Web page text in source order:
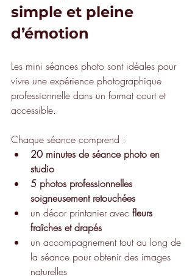
simple et pleine
d’émotion
Les mini séances photo sont idéales pour
vivre une expérience photographique
professionnelle dans un format court et
accessible.
Chaque séance comprend :
20 minutes de séance photo en
studio
5 photos professionnelles
soigneusement retouchées
un décor printanier avec fleurs
fraîches et drapés
un accompagnement tout au long de
la séance pour obtenir des images
naturelles